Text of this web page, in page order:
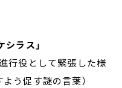
シラス」
行役として緊張した様
う促す謎の言葉）